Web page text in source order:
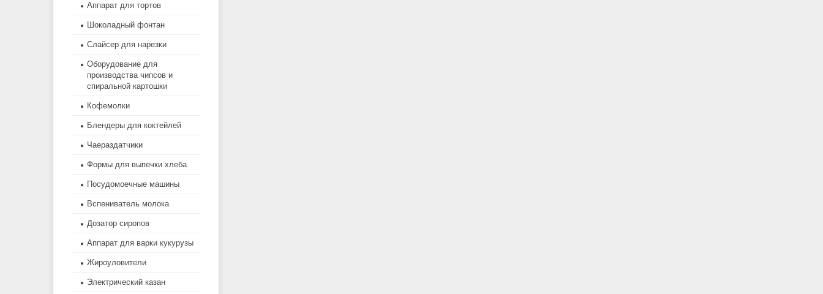
Аппарат для тортов
Шоколадный фонтан
Слайсер для нарезки
Оборудование для
производства чипсов и
спиральной картошки
Кофемолки
Блендеры для коктейлей
Чаераздатчики
Формы для выпечки хлеба
Посудомоечные машины
Вспениватель молока
Дозатор сиропов
Аппарат для варки кукурузы
Жироуловители
Электрический казан